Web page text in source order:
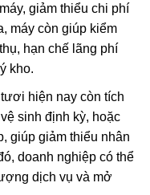
giảm thiểu chi phí
máy còn giúp kiểm
hạn chế lãng phí
kho.
hiện nay còn tích
sinh định kỳ, hoặc
giúp giảm thiểu nhân
doanh nghiệp có thể
dịch vụ và mở